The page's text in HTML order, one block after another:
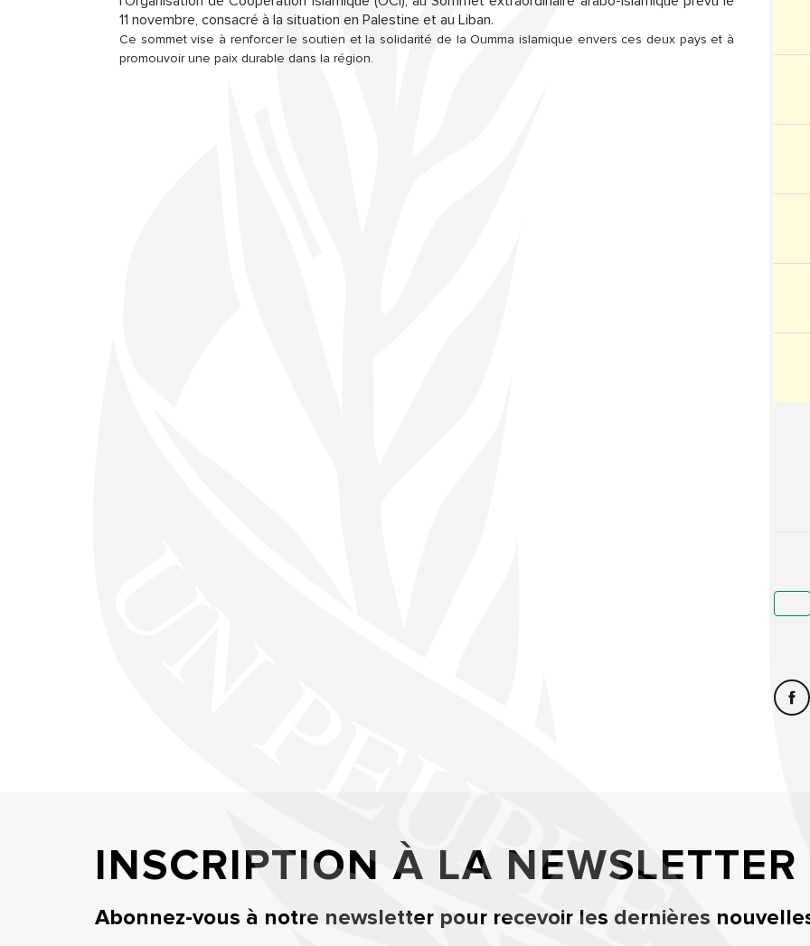
11 novembre, consacré à la situation en Palestine et au Liban.
Ce sommet vise à renforcer le soutien et la solidarité de la Oumma islamique envers ces deux pays et à
promouvoir une paix durable dans la région.
INSCRIPTION À LA NEWSLETTER
Abonnez-vous à notre newsletter pour recevoir les dernières